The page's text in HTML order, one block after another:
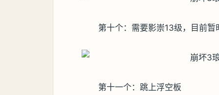
第十个：需要影崇13级，目前暂
第十一个：跳上浮空板